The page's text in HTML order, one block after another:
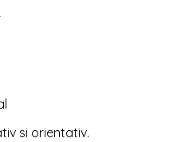
si orientativ.